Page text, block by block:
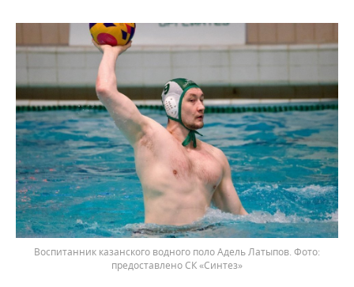
Воспитанник казанского водного поло Адель Латыпов.
предоставлено СК «Синтез»